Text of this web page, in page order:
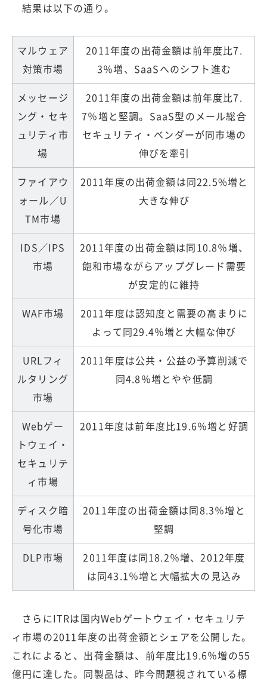
結果は以下の通り。
マルウェア
対策市場
2011年度の出荷金額は前年度比7.
3％増、SaaSへのシフト進む
メッセージ
ング・セキ
ュリティ市
場
2011年度の出荷金額は前年度比7.
7％増と堅調。SaaS型のメール総合
セキュリティ・ベンダーが同市場の
伸びを牽引
ファイアウ
ォール／U
TM市場
2011年度の出荷金額は同22.5%増と
大きな伸び
IDS／IPS
市場
2011年度の出荷金額は同10.8％増、
飽和市場ながらアップグレード需要
が安定的に維持
WAF市場
2011年度は認知度と需要の高まりに
よって同29.4％増と大幅な伸び
URLフィ
ルタリング
市場
2011年度は公共・公益の予算削減で
同4.8％増とやや低調
Webゲー
トウェイ・
セキュリテ
ィ市場
2011年度は前年度比19.6％増と好調
ディスク暗
号化市場
2011年度の出荷金額は同8.3％増と
堅調
DLP市場
2011年度は同18.2％増、2012年度
は同43.1％増と大幅拡大の見込み
さらにITRは国内Webゲートウェイ・セキュリテ
ィ市場の2011年度の出荷金額とシェアを公開した。
これによると、出荷金額は、前年度比19.6％増の55
億円に達した。同製品は、昨今問題視されている標